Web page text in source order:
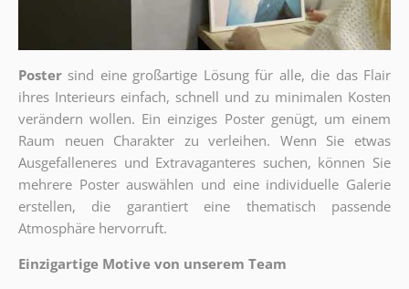
Poster sind eine großartige Lösung für alle, die das Flair
ihres Interieurs einfach, schnell und zu minimalen Kosten
verändern wollen. Ein einziges Poster genügt, um einem
Raum neuen Charakter zu verleihen. Wenn Sie etwas
Ausgefalleneres und Extravaganteres suchen, können Sie
mehrere Poster auswählen und eine individuelle Galerie
erstellen, die garantiert eine thematisch passende
Atmosphäre hervorruft.
Einzigartige Motive von unserem Team